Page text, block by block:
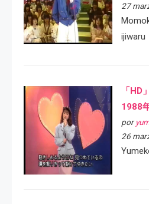
27
ijiwaru
「
1988
por
26